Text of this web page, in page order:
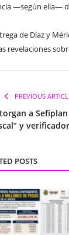
—según ella—
de Díaz y
revelaciones
PREVIOUS
a
y
POSTS